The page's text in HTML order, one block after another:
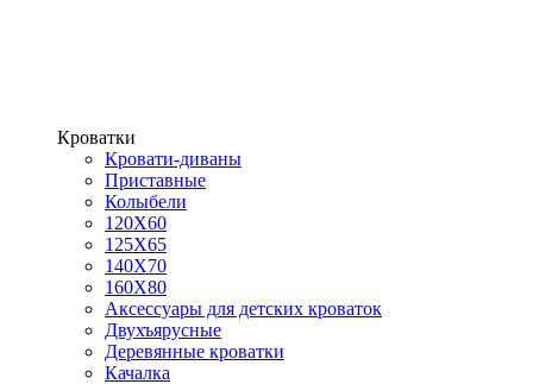
Кроватки
Кровати-диваны
Приставные
Колыбели
120Х60
125X65
140Х70
160Х80
Аксессуары для детских кроваток
Двухъярусные
Деревянные кроватки
Качалка